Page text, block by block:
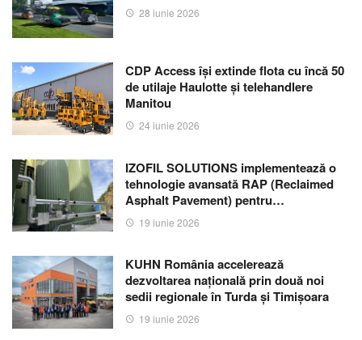
28 iunie 2026
CDP Access își extinde flota cu încă 50
de utilaje Haulotte și telehandlere
Manitou
24 iunie 2026
IZOFIL SOLUTIONS implementează o
tehnologie avansată RAP (Reclaimed
Asphalt Pavement) pentru…
19 iunie 2026
KUHN România accelerează
dezvoltarea națională prin două noi
sedii regionale în Turda și Timișoara
19 iunie 2026